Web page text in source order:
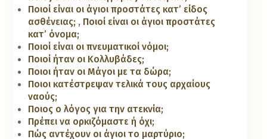
Ποιοί είναι οι άγιοι προστάτες κατ’ είδος
ασθένειας; , Ποιοί είναι οι άγιοι προστάτες
κατ’ όνομα;
Ποιοί είναι οι πνευματικοί νόμοι;
Ποιοί ήταν οι Κολλυβάδες;
Ποιοι ήταν οι Μάγοι με τα δώρα;
Ποιοι κατέστρεψαν τελικά τους αρχαίους
ναούς;
Ποιος ο λόγος για την ατεκνία;
Πρέπει να ορκιζόμαστε ή όχι;
Πώς αντέχουν οι άγιοι το μαρτύριο;